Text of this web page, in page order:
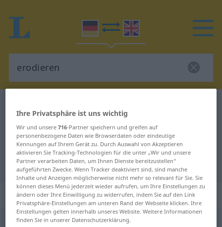
Deutsch-Englisch Übersetzung für
"erodieren"
"erodieren" Englisch Übersetzung
„erodieren“: transitives Verb
erodieren [eroˈdiːrən]v/t <keinge-;
Ihre Privatsphäre ist uns wichtig
Wir und unsere716-Partner speichern und greifen auf
personenbezogene Daten wie Browserdaten oder eindeutige
Kennungen auf Ihrem Gerät zu. Durch Auswahl von Akzeptieren
aktivieren Sie Tracking-Technologien für die unter „Wir und unsere
Partner verarbeiten Daten, um Ihnen Dienste bereitzustellen“
aufgeführten Zwecke. Wenn Tracker deaktiviert sind, sind manche
Inhalte und Anzeigen möglicherweise nicht mehr so relevant für Sie. Sie
können dieses Menü jederzeit wieder aufrufen, um Ihre Einstellungen zu
ändern oder Ihre Einwilligung zu widerrufen, indem Sie auf den Link
Privatsphäre-Einstellungen am unteren Rand der Webseite klicken. Ihre
Einstellungen gelten innerhalb unseres Website. Weitere Informationen
finden Sie in unserer Datenschutzerklärung.